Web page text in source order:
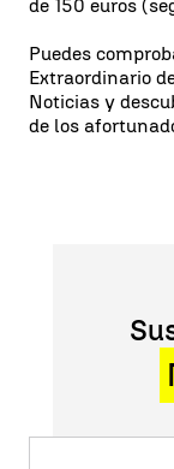
de 150 euros
Puedes
Extraordinario
Noticias y
de los